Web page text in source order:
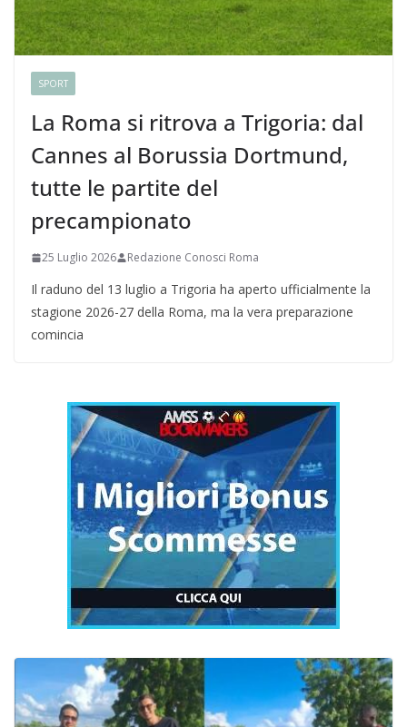
SPORT
La Roma si ritrova a Trigoria: dal
Cannes al Borussia Dortmund,
tutte le partite del
precampionato
25 Luglio 2026 Redazione Conosci Roma
Il raduno del 13 luglio a Trigoria ha aperto ufficialmente la
stagione 2026-27 della Roma, ma la vera preparazione
comincia